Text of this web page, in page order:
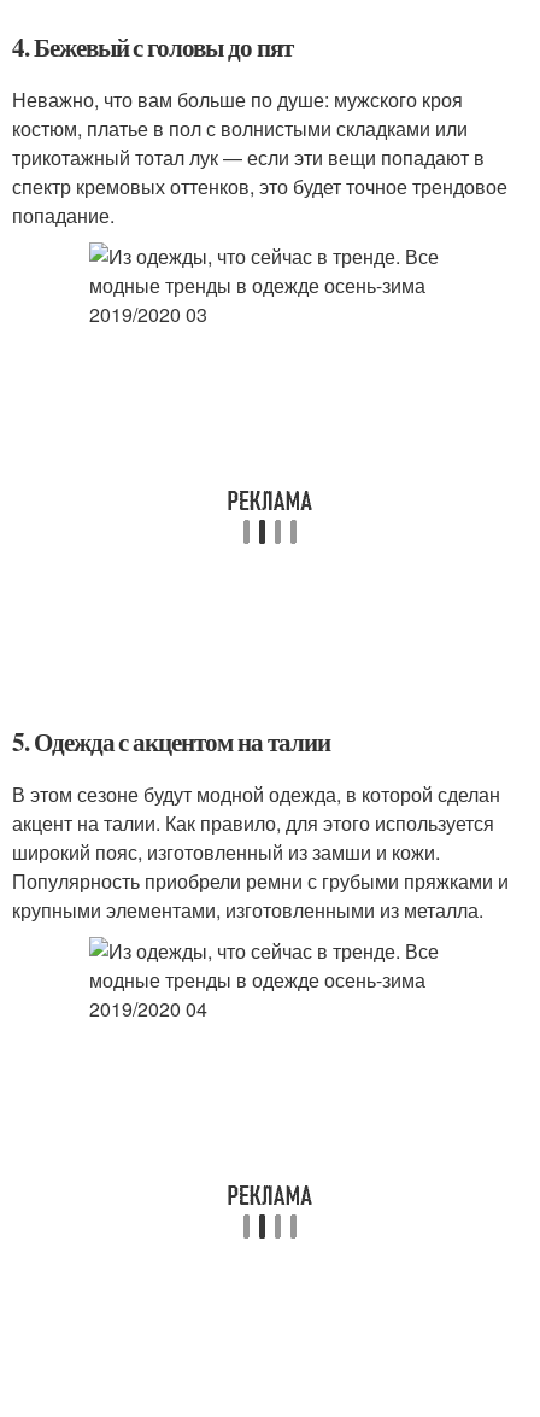
4. Бежевый с головы до пят
Неважно, что вам больше по душе: мужского кроя
костюм, платье в пол с волнистыми складками или
трикотажный тотал лук — если эти вещи попадают в
спектр кремовых оттенков, это будет точное трендовое
попадание.
5. Одежда с акцентом на талии
В этом сезоне будут модной одежда, в которой сделан
акцент на талии. Как правило, для этого используется
широкий пояс, изготовленный из замши и кожи.
Популярность приобрели ремни с грубыми пряжками и
крупными элементами, изготовленными из металла.